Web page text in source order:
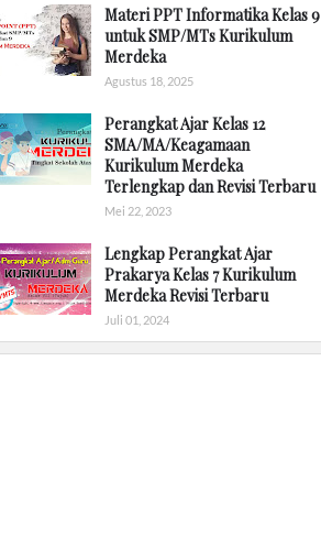
Materi PPT Informatika Kelas 9
untuk SMP/MTs Kurikulum
Merdeka
Agustus 18, 2025
Perangkat Ajar Kelas 12
SMA/MA/Keagamaan
Kurikulum Merdeka
Terlengkap dan Revisi Terbaru
Mei 22, 2023
Lengkap Perangkat Ajar
Prakarya Kelas 7 Kurikulum
Merdeka Revisi Terbaru
Juli 01, 2024